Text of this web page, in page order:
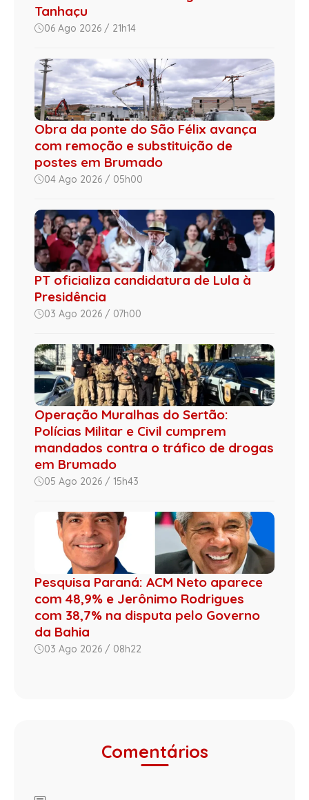
Tanhaçu
06 Ago 2026 / 21h14
Obra da ponte do São Félix avança
com remoção e substituição de
postes em Brumado
04 Ago 2026 / 05h00
PT oficializa candidatura de Lula à
Presidência
03 Ago 2026 / 07h00
Operação Muralhas do Sertão:
Polícias Militar e Civil cumprem
mandados contra o tráfico de drogas
em Brumado
05 Ago 2026 / 15h43
Pesquisa Paraná: ACM Neto aparece
com 48,9% e Jerônimo Rodrigues
com 38,7% na disputa pelo Governo
da Bahia
03 Ago 2026 / 08h22
Comentários